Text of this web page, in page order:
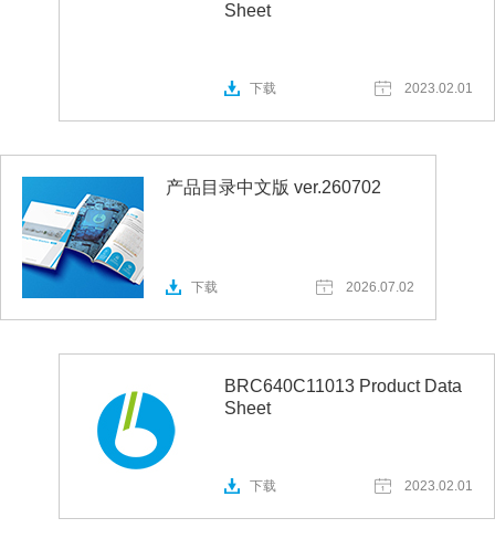
Sheet
下载 2023.02.01
产品目录中文版 ver.260702
下载 2026.07.02
BRC640C11013 Product Data
Sheet
下载 2023.02.01